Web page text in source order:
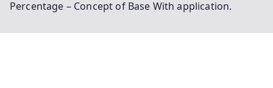
Percentage – Concept of Base With application.